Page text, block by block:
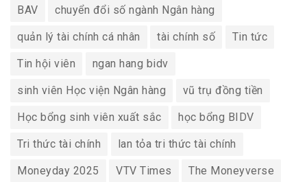
BAV chuyển đổi số ngành Ngân hàng
quản lý tài chính cá nhân tài chính số Tin tức
Tin hội viên ngan hang bidv
sinh viên Học viện Ngân hàng vũ trụ đồng tiền
Học bổng sinh viên xuất sắc học bổng BIDV
Tri thức tài chính lan tỏa tri thức tài chính
Moneyday 2025 VTV Times The Moneyverse